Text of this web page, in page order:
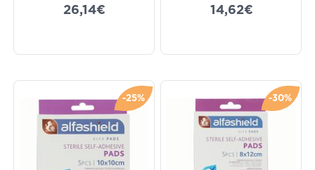
26,14€ 14,62€
-25% -30%